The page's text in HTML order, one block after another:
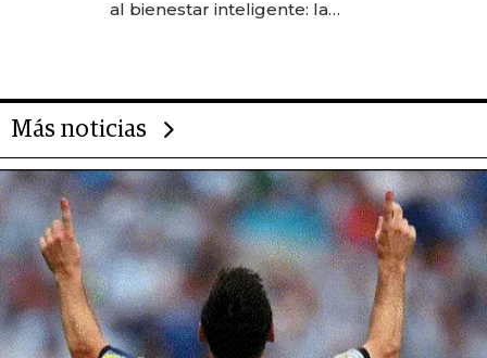
al bienestar inteligente: la
Más noticias